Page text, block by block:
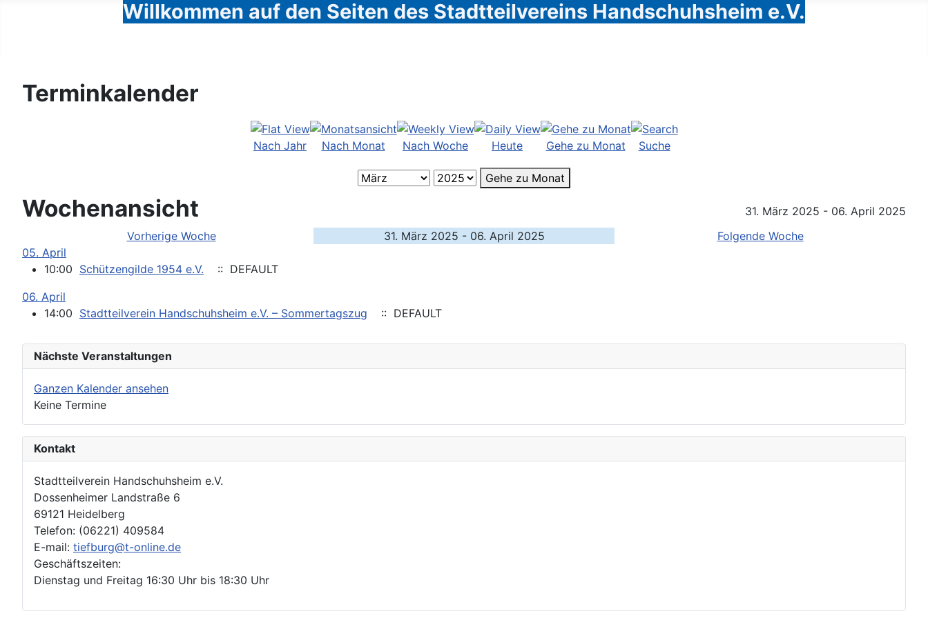
Willkommen auf den Seiten des Stadtteilvereins Handschuhsheim e.V.
Terminkalender
Nach Jahr Nach Monat Nach Woche Heute Gehe zu Monat Suche
Gehe zu Monat
Wochenansicht
31. März 2025 - 06. April 2025
Vorherige Woche
31. März 2025 - 06. April 2025
Folgende Woche
05. April
10:00 Schützengilde 1954 e.V.
:: DEFAULT
06. April
14:00 Stadtteilverein Handschuhsheim e.V. – Sommertagszug :: DEFAULT
Nächste Veranstaltungen
Ganzen Kalender ansehen
Keine Termine
Kontakt
Stadtteilverein Handschuhsheim e.V.
Dossenheimer Landstraße 6
69121 Heidelberg
Telefon: (06221) 409584
E-mail: tiefburg@t-online.de
Geschäftszeiten:
Dienstag und Freitag 16:30 Uhr bis 18:30 Uhr